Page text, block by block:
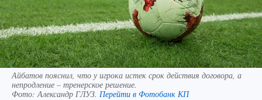
Айбатов пояснил, что у игрока истек срок действия договора, а
непродление – тренерское решение.
Фото:Александр ГЛУЗ. Перейти в Фотобанк КП